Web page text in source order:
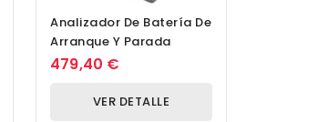
Analizador De Batería De
Arranque Y Parada
479,40 €
VER DETALLE